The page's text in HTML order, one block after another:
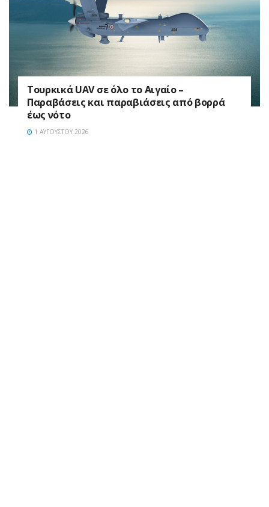
Τουρκικά UAV σε όλο το Αιγαίο –
Παραβάσεις και παραβιάσεις από βορρά
έως νότο
1 ΑΥΓΟΎΣΤΟΥ 2026